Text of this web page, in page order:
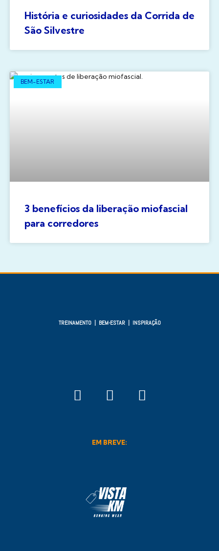
História e curiosidades da Corrida de
São Silvestre
BEM-ESTAR
3 benefícios da liberação miofascial
para corredores
TREINAMENTO | BEM-ESTAR | INSPIRAÇÃO
EM BREVE: